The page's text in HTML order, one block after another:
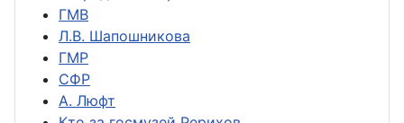
ГМВ
Л.В. Шапошникова
ГМР
СФР
А. Люфт